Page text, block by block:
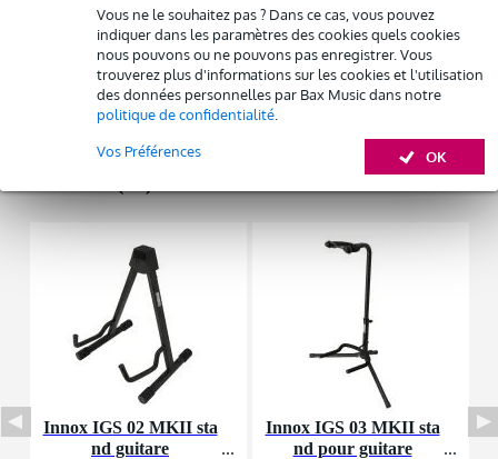
Vous ne le souhaitez pas ? Dans ce cas, vous pouvez
indiquer dans les paramètres des cookies quels cookies
nous pouvons ou ne pouvons pas enregistrer. Vous
trouverez plus d'informations sur les cookies et l'utilisation
des données personnelles par Bax Music dans notre
politique de confidentialité
OK
Vos Préférences
Louez ce produit
guitare folk électro-acoustique
format : Original Jumbo
couleur: Natural
Afficher toutes les caractéristiques du produit
Innox IGS 02 MKII sta
nd guitare
Innox IGS 03 MKII sta
nd pour guitare